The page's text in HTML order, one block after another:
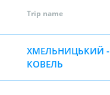
Trip name
ХМЕЛЬНИЦЬКИЙ -
КОВЕЛЬ